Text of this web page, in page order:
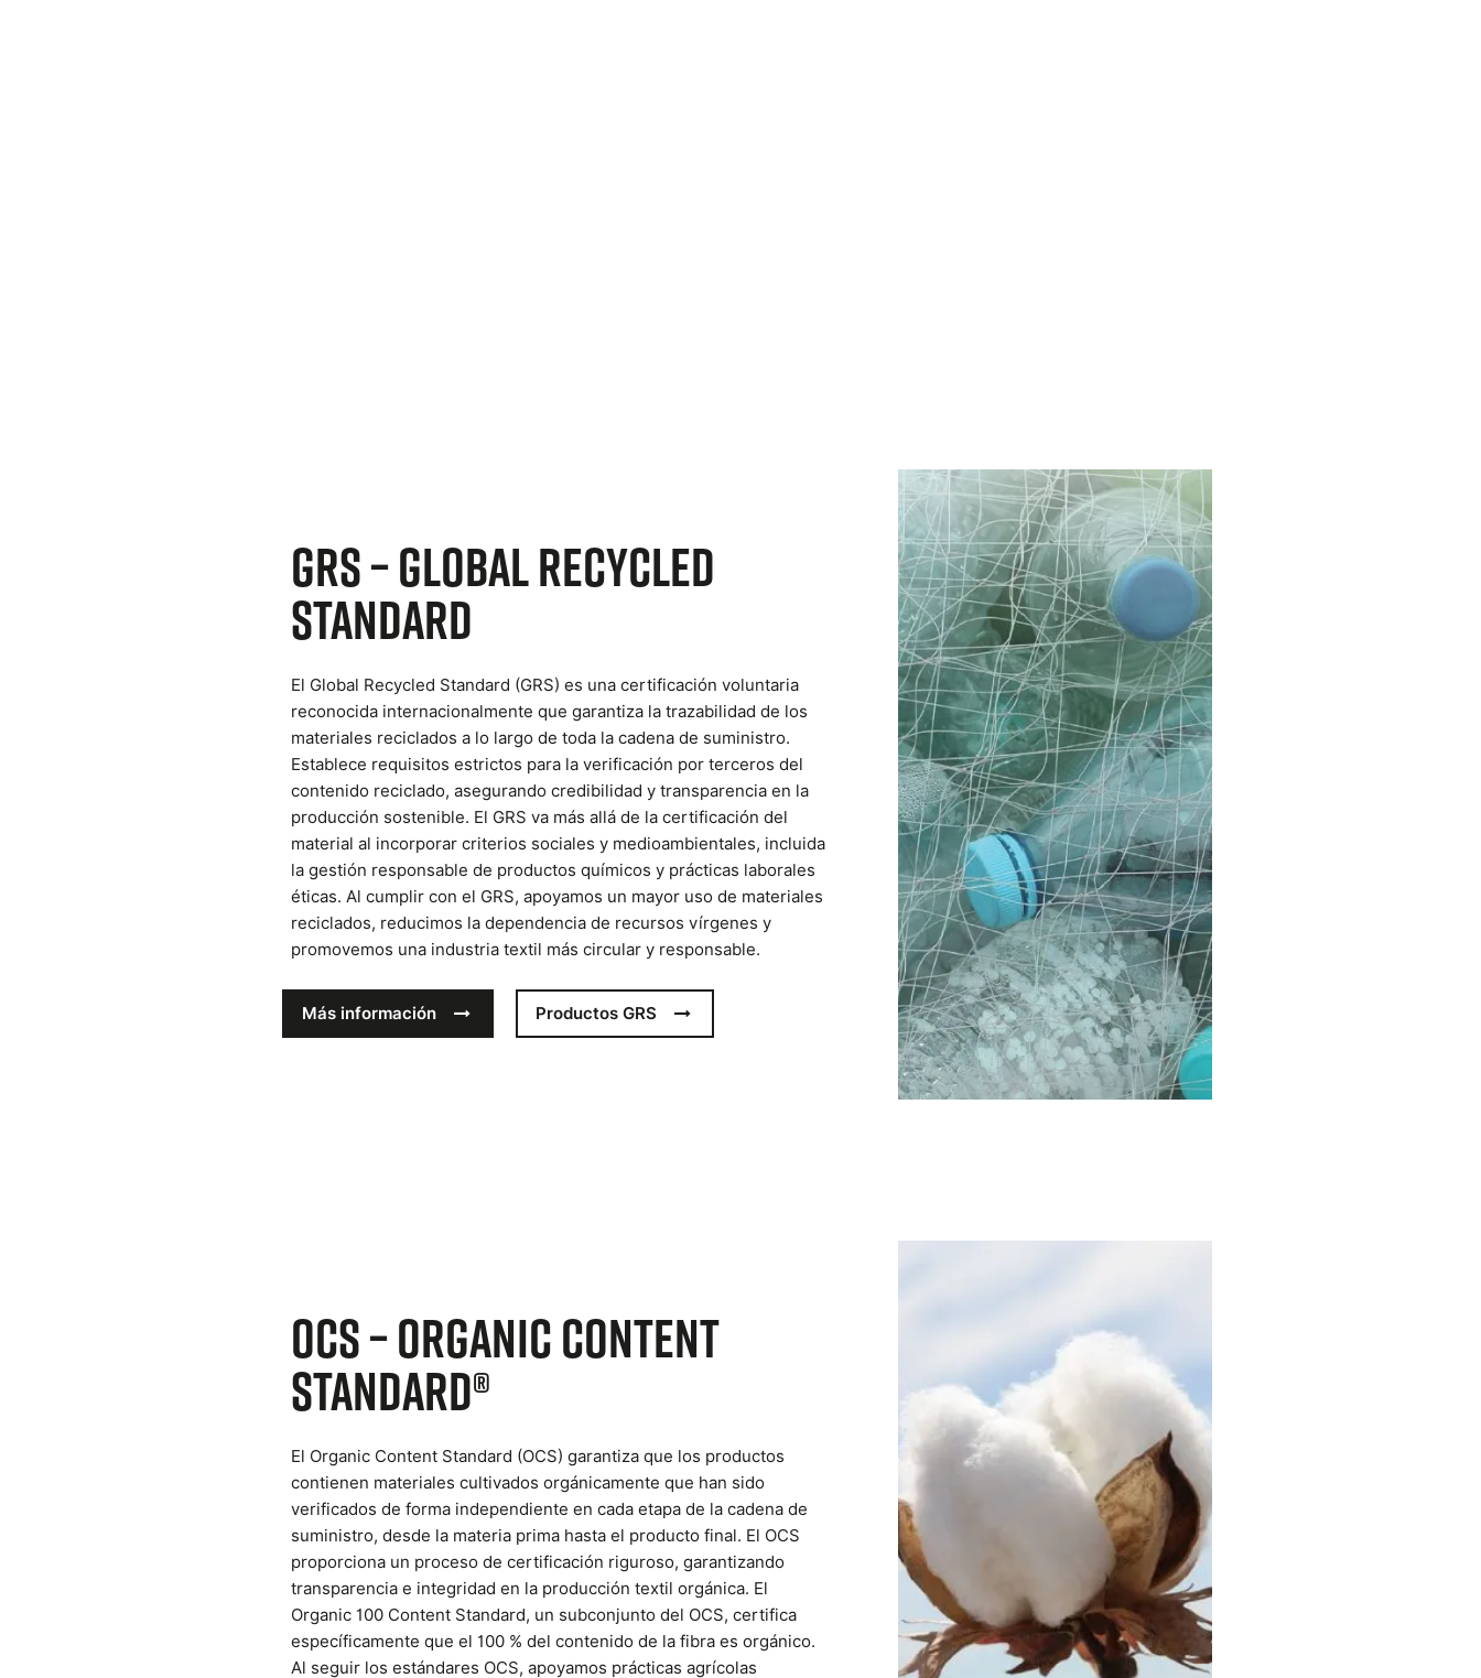
GRS – Global Recycled
Standard
El Global Recycled Standard (GRS) es una certificación voluntaria
reconocida internacionalmente que garantiza la trazabilidad de los
materiales reciclados a lo largo de toda la cadena de suministro.
Establece requisitos estrictos para la verificación por terceros del
contenido reciclado, asegurando credibilidad y transparencia en la
producción sostenible. El GRS va más allá de la certificación del
material al incorporar criterios sociales y medioambientales, incluida
la gestión responsable de productos químicos y prácticas laborales
éticas. Al cumplir con el GRS, apoyamos un mayor uso de materiales
reciclados, reducimos la dependencia de recursos vírgenes y
promovemos una industria textil más circular y responsable.
Más información Productos GRS
OCS – Organic Content
Standard®
El Organic Content Standard (OCS) garantiza que los productos
contienen materiales cultivados orgánicamente que han sido
verificados de forma independiente en cada etapa de la cadena de
suministro, desde la materia prima hasta el producto final. El OCS
proporciona un proceso de certificación riguroso, garantizando
transparencia e integridad en la producción textil orgánica. El
Organic 100 Content Standard, un subconjunto del OCS, certifica
específicamente que el 100 % del contenido de la fibra es orgánico.
Al seguir los estándares OCS, apoyamos prácticas agrícolas